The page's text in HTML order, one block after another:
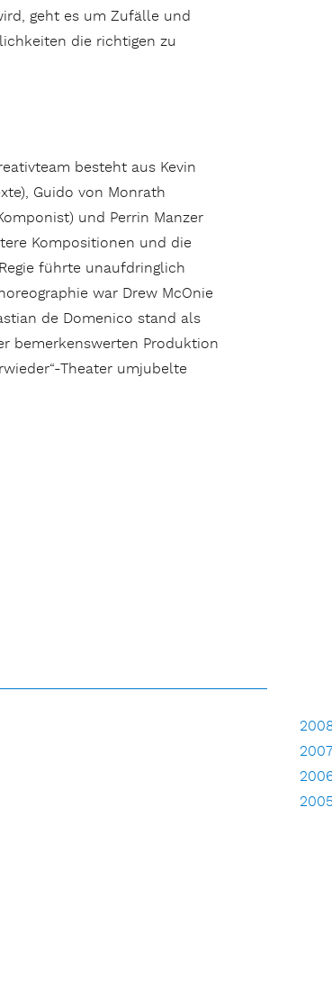
geht es um Zufälle und
die richtigen zu
besteht aus Kevin
Guido von Monrath
und Perrin Manzer
Kompositionen und die
führte unaufdringlich
war Drew McOnie
de Domenico stand als
bemerkenswerten Produktion
Theater umjubelte